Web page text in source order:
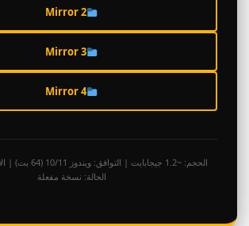
Mirror 2
Mirror 3
Mirror 4
الحالة: نسخة مفعلة